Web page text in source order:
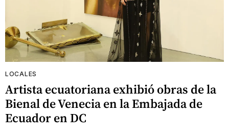
LOCALES
Artista ecuatoriana exhibió obras de la
Bienal de Venecia en la Embajada de
Ecuador en DC